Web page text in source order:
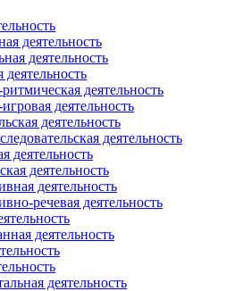
деятельность
деятельность
деятельность
деятельность
деятельность
деятельность
деятельность
деятельность
деятельность
речевая деятельность
деятельность
деятельность